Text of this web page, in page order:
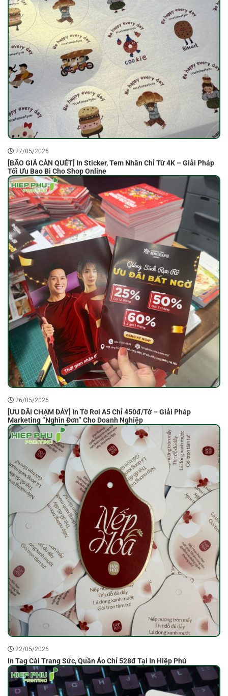
27/05/2026
[BÃO GIÁ CÀN QUÉT] In Sticker, Tem Nhãn Chỉ Từ 4K – Giải Pháp
Tối Ưu Bao Bì Cho Shop Online
26/05/2026
[ƯU ĐÃI CHẠM ĐÁY] In Tờ Rơi A5 Chỉ 450đ/Tờ – Giải Pháp
Marketing “Nghìn Đơn” Cho Doanh Nghiệp
22/05/2026
In Tag Cài Trang Sức, Quần Áo Chỉ 528đ Tại In Hiệp Phú